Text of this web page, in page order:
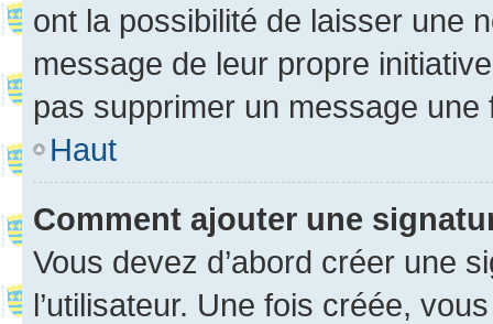
ont la possibilité de laisser une
message de leur propre
pas supprimer un message une
Haut
Comment ajouter une
Vous devez d’abord créer une
l’utilisateur. Une fois créée,